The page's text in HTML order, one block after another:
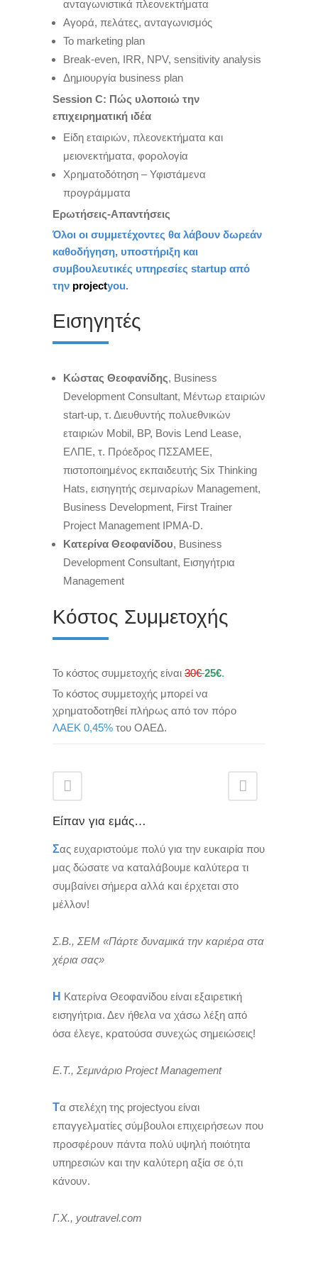
ανταγωνιστικά πλεονεκτήματα
Αγορά, πελάτες, ανταγωνισμός
Το marketing plan
Break-even, IRR, NPV, sensitivity analysis
Δημιουργία business plan
Session C: Πώς υλοποιώ την
επιχειρηματική ιδέα
Είδη εταιριών, πλεονεκτήματα και
μειονεκτήματα, φορολογία
Χρηματοδότηση – Υφιστάμενα
προγράμματα
Ερωτήσεις-Απαντήσεις
Όλοι οι συμμετέχοντες θα λάβουν δωρεάν
καθοδήγηση, υποστήριξη και
συμβουλευτικές υπηρεσίες startup από
την projectyou.
Εισηγητές
Κώστας Θεοφανίδης, Business
Development Consultant, Μέντωρ εταιριών
start-up, τ. Διευθυντής πολυεθνικών
εταιριών Mobil, BP, Bovis Lend Lease,
ΕΛΠΕ, τ. Πρόεδρος ΠΣΣΑΜΕΕ,
πιστοποιημένος εκπαιδευτής Six Thinking
Hats, εισηγητής σεμιναρίων Management,
Business Development, First Trainer
Project Management IPMA-D.
Κατερίνα Θεοφανίδου, Business
Development Consultant, Εισηγήτρια
Management
Κόστος Συμμετοχής
Το κόστος συμμετοχής είναι 30€ 25€.
Το κόστος συμμετοχής μπορεί να
χρηματοδοτηθεί πλήρως από τον πόρο
ΛΑΕΚ 0,45% του ΟΑΕΔ.
Είπαν για εμάς…
Σας ευχαριστούμε πολύ για την ευκαιρία που
μας δώσατε να καταλάβουμε καλύτερα τι
συμβαίνει σήμερα αλλά και έρχεται στο
μέλλον!
Σ.Β., ΣΕΜ «Πάρτε δυναμικά την καριέρα στα
χέρια σας»
Η Κατερίνα Θεοφανίδου είναι εξαιρετική
εισηγήτρια. Δεν ήθελα να χάσω λέξη από
όσα έλεγε, κρατούσα συνεχώς σημειώσεις!
Ε.Τ., Σεμινάριο Project Management
Τα στελέχη της projectyou είναι
επαγγελματίες σύμβουλοι επιχειρήσεων που
προσφέρουν πάντα πολύ υψηλή ποιότητα
υπηρεσιών και την καλύτερη αξία σε ό,τι
κάνουν.
Γ.Χ., youtravel.com